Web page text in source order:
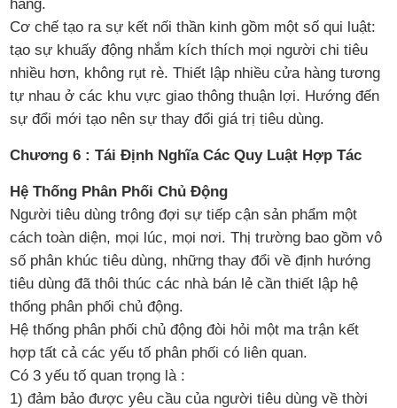
hàng.
Cơ chế tạo ra sự kết nối thần kinh gồm một số qui luật:
tạo sự khuấy động nhắm kích thích mọi người chi tiêu
nhiều hơn, không rụt rè. Thiết lập nhiều cửa hàng tương
tự nhau ở các khu vực giao thông thuận lợi. Hướng đến
sự đổi mới tạo nên sự thay đổi giá trị tiêu dùng.
Chương 6 : Tái Định Nghĩa Các Quy Luật Hợp Tác
Hệ Thống Phân Phối Chủ Động
Người tiêu dùng trông đợi sự tiếp cận sản phẩm một
cách toàn diện, mọi lúc, mọi nơi. Thị trường bao gồm vô
số phân khúc tiêu dùng, những thay đổi về định hướng
tiêu dùng đã thôi thúc các nhà bán lẻ cần thiết lập hệ
thống phân phối chủ động.
Hệ thống phân phối chủ động đòi hỏi một ma trận kết
hợp tất cả các yếu tố phân phối có liên quan.
Có 3 yếu tố quan trọng là :
1) đảm bảo được yêu cầu của người tiêu dùng về thời